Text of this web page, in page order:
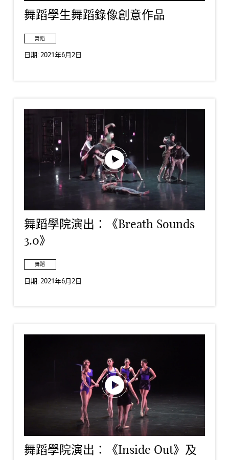
舞蹈學生舞蹈錄像創意作品
舞蹈
日期:2021年6月2日
舞蹈學院演出：《Breath Sounds
3.0》
舞蹈
日期:2021年6月2日
舞蹈學院演出：《Inside Out》及